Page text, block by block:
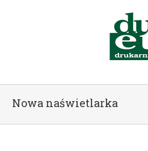
Nowa naświetlarka